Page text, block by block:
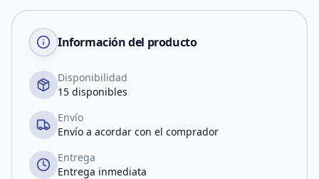
Información del producto
Disponibilidad
15 disponibles
Envío
Envío a acordar con el comprador
Entrega
Entrega inmediata